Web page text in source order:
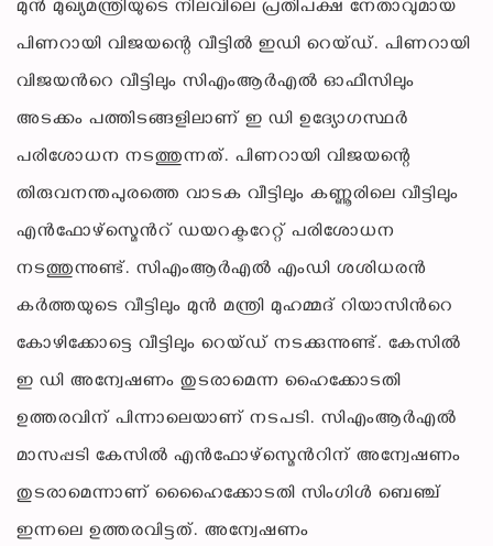
മുന്‍ മുഖ്യമന്ത്രിയുടെ നിലവിലെ പ്രതിപക്ഷ നേതാവുമായ
പിണറായി വിജയന്റെ വീട്ടില്‍ ഇഡി റെയ്ഡ്. പിണറായി
വിജയന്‍റെ വീട്ടിലും സിഎംആര്‍എല്‍ ഓഫീസിലും
അടക്കം പത്തിടങ്ങളിലാണ് ഇ ഡി ഉദ്യോഗസ്ഥര്‍
പരിശോധന നടത്തുന്നത്. പിണറായി വിജയന്റെ
തിരുവനന്തപുരത്തെ വാടക വീട്ടിലും കണ്ണൂരിലെ വീട്ടിലും
എൻഫോഴ്സ്മെന്‍റ് ഡയറക്ടറേറ്റ് പരിശോധന
നടത്തുന്നുണ്ട്. സിഎംആര്‍എല്‍ എംഡി ശശിധരന്‍
കര്‍ത്തയുടെ വീട്ടിലും മുന്‍ മന്ത്രി മുഹമ്മദ് റിയാസിന്‍റെ
കോഴിക്കോട്ടെ വീട്ടിലും റെയ്ഡ് നടക്കുന്നുണ്ട്. കേസില്‍
ഇ ഡി അന്വേഷണം തുടരാമെന്ന ഹൈക്കോടതി
ഉത്തരവിന് പിന്നാലെയാണ് നടപടി. സിഎംആർഎൽ
മാസപ്പടി കേസിൽ എൻഫോഴ്സ്മെന്‍റിന് അന്വേഷണം
തുടരാമെന്നാണ് ഹൈൈക്കോടതി സിംഗിൾ ബെഞ്ച്
ഇന്നലെ ഉത്തരവിട്ടത്. അന്വേഷണം